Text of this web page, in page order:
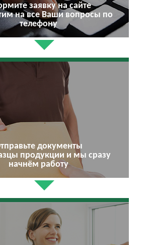
заявку на сайте
на все Ваши вопросы по
телефону
документы
продукции и мы сразу
начнём работу